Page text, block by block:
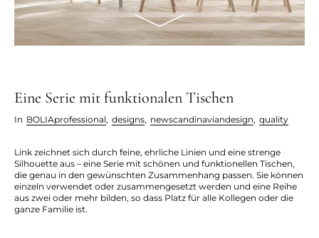
Eine Serie mit funktionalen Tischen
In BOLIAprofessional, designs, newscandinaviandesign, quality
Link zeichnet sich durch feine, ehrliche Linien und eine strenge
Silhouette aus – eine Serie mit schönen und funktionellen Tischen,
die genau in den gewünschten Zusammenhang passen. Sie können
einzeln verwendet oder zusammengesetzt werden und eine Reihe
aus zwei oder mehr bilden, so dass Platz für alle Kollegen oder die
ganze Familie ist.